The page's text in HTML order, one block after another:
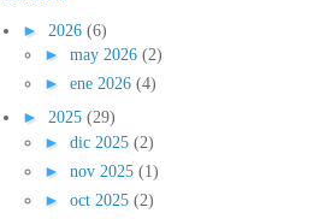
► 2026 (6)
► may 2026 (2)
► ene 2026 (4)
► 2025 (29)
► dic 2025 (2)
► nov 2025 (1)
► oct 2025 (2)